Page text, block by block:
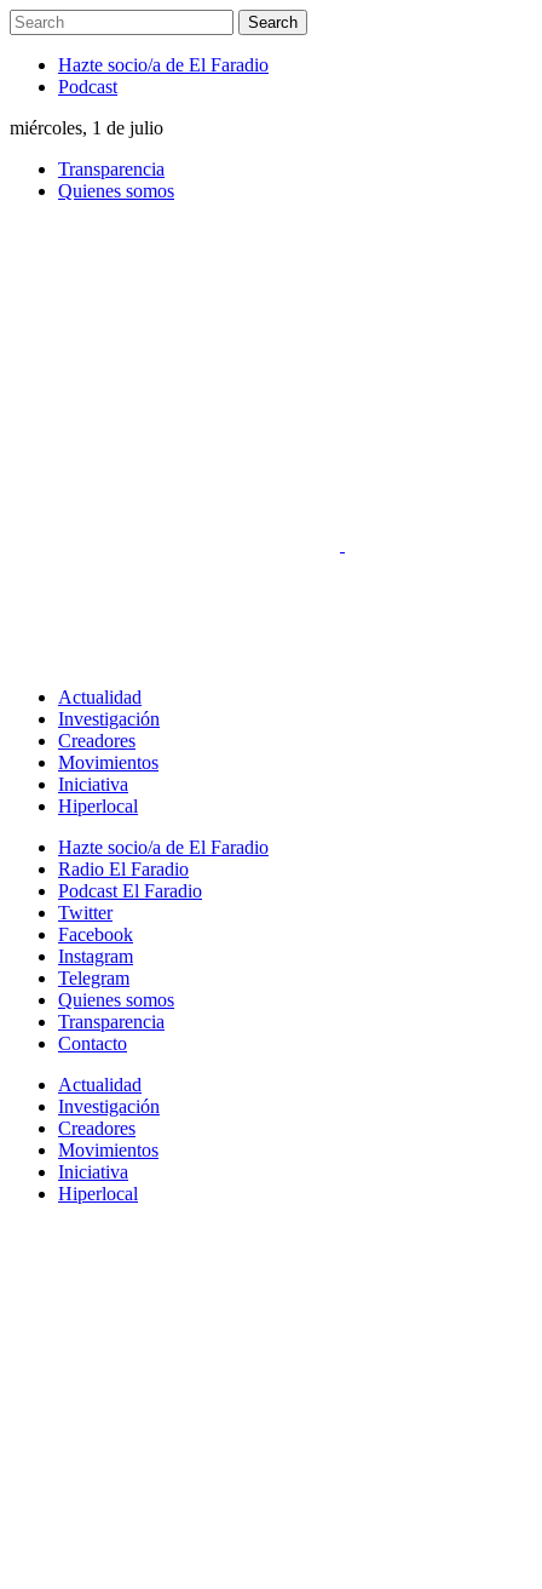
Hazte socio/a de El Faradio
Podcast
miércoles, 1 de julio
Transparencia
Quienes somos
Actualidad
Investigación
Creadores
Movimientos
Iniciativa
Hiperlocal
Hazte socio/a de El Faradio
Radio El Faradio
Podcast El Faradio
Twitter
Facebook
Instagram
Telegram
Quienes somos
Transparencia
Contacto
Actualidad
Investigación
Creadores
Movimientos
Iniciativa
Hiperlocal